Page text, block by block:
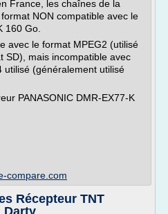
France, les chaînes de la
NON compatible avec le
160 Go.
avec le format MPEG2 (utilisé
SD), mais incompatible avec
utilisé (généralement utilisé
PANASONIC DMR-EX77-K
compare.com
Récepteur TNT
Darty